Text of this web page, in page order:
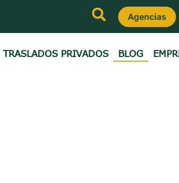
Agencias
TRASLADOS PRIVADOS BLOG